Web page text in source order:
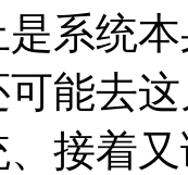
系统
能去
、接着